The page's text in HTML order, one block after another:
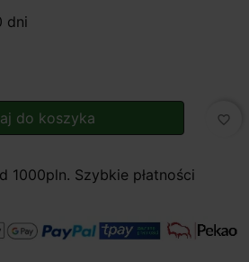
dni
do koszyka favorite_border
1000pln. Szybkie płatności